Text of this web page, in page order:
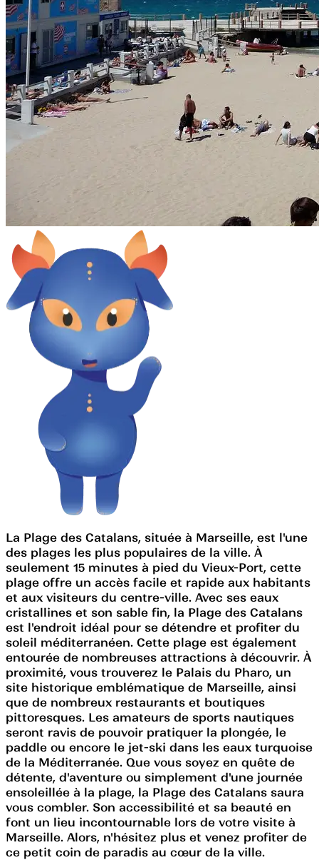
La Plage des Catalans, située à Marseille, est l'une
des plages les plus populaires de la ville. À
seulement 15 minutes à pied du Vieux-Port, cette
plage offre un accès facile et rapide aux habitants
et aux visiteurs du centre-ville. Avec ses eaux
cristallines et son sable fin, la Plage des Catalans
est l'endroit idéal pour se détendre et profiter du
soleil méditerranéen. Cette plage est également
entourée de nombreuses attractions à découvrir. À
proximité, vous trouverez le Palais du Pharo, un
site historique emblématique de Marseille, ainsi
que de nombreux restaurants et boutiques
pittoresques. Les amateurs de sports nautiques
seront ravis de pouvoir pratiquer la plongée, le
paddle ou encore le jet-ski dans les eaux turquoise
de la Méditerranée. Que vous soyez en quête de
détente, d'aventure ou simplement d'une journée
ensoleillée à la plage, la Plage des Catalans saura
vous combler. Son accessibilité et sa beauté en
font un lieu incontournable lors de votre visite à
Marseille. Alors, n'hésitez plus et venez profiter de
ce petit coin de paradis au cœur de la ville.